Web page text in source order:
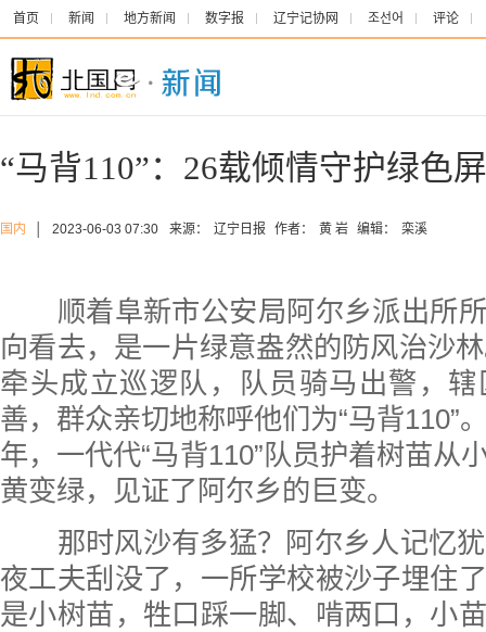
首页 新闻 地方新闻 数字报 辽宁记协网 조선어 评论
“马背110”：26载倾情守护绿色
国内 2023-06-03 07:30 来源： 辽宁日报 作者： 黄 岩 编辑： 栾溪
顺着阜新市公安局阿尔乡派出所所
向看去，是一片绿意盎然的防风治沙
牵头成立巡逻队，队员骑马出警，
善，群众亲切地称呼他们为“马背110”
年，一代代“马背110”队员护着树苗从
黄变绿，见证了阿尔乡的巨变。
那时风沙有多猛？阿尔乡人记忆犹
夜工夫刮没了，一所学校被沙子埋住
是小树苗，牲口踩一脚、啃两口，小